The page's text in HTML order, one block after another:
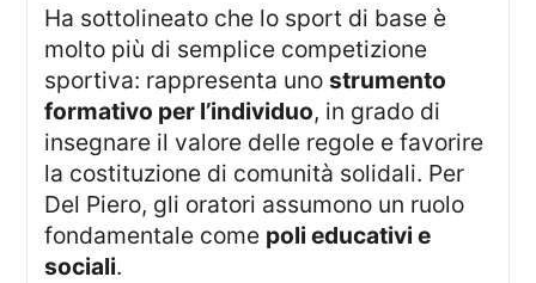
Ha sottolineato che lo sport di base è
molto più di semplice competizione
sportiva: rappresenta unostrumento
formativo per l’individuo, in grado di
insegnare il valore delle regole e favorire
la costituzione di comunità solidali. Per
Del Piero, gli oratori assumono un ruolo
fondamentale come poli educativi e
sociali.